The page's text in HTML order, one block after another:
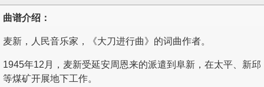
曲谱介绍：
麦新，人民音乐家，《大刀进行曲》的词曲作者。
1945年12月，麦新受延安周恩来的派遣到阜新，在太平、新邱
等煤矿开展地下工作。